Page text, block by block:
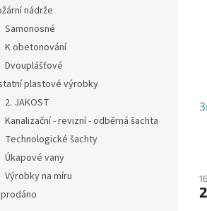
nádrže
Samonosné
K obetonování
Dvouplášťové
plastové výrobky
2. JAKOST
Kanalizační - revizní - odběrná šachta
Technologické šachty
Úkapové vany
Výrobky na míru